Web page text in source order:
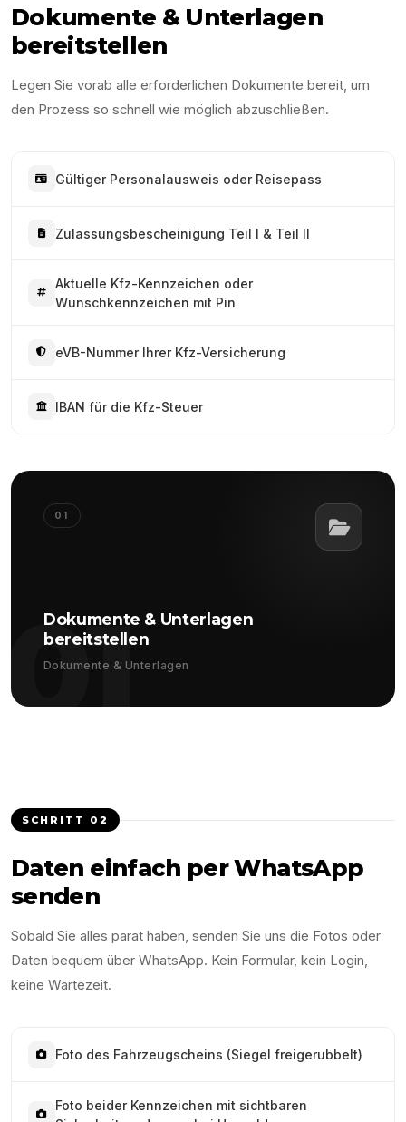
Dokumente & Unterlagen
bereitstellen
Legen Sie vorab alle erforderlichen Dokumente bereit, um
den Prozess so schnell wie möglich abzuschließen.
Gültiger Personalausweis oder Reisepass
Zulassungsbescheinigung Teil I & Teil II
Aktuelle Kfz-Kennzeichen oder
Wunschkennzeichen mit Pin
eVB-Nummer Ihrer Kfz-Versicherung
IBAN für die Kfz-Steuer
01
01
Dokumente & Unterlagen
bereitstellen
Dokumente & Unterlagen
SCHRITT 02
Daten einfach per WhatsApp
senden
Sobald Sie alles parat haben, senden Sie uns die Fotos oder
Daten bequem über WhatsApp. Kein Formular, kein Login,
keine Wartezeit.
Foto des Fahrzeugscheins (Siegel freigerubbelt)
Foto beider Kennzeichen mit sichtbaren